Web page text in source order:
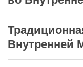
Внутренней